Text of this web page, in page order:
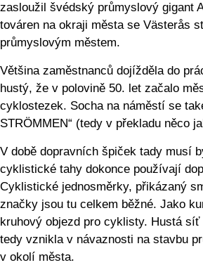
zasloužil švédský průmyslový gigant
továren na okraji města se Västerås
průmyslovým městem.
Většina zaměstnanců dojížděla do
hustý, že v polovině 50. let začalo
cyklostezek. Socha na náměstí se
STRÖMMEN“ (tedy v překladu něco
V době dopravních špiček tady musí
cyklistické tahy dokonce používají
Cyklistické jednosměrky, přikázaný
značky jsou tu celkem běžné. Jako
kruhový objezd pro cyklisty. Hustá
tedy vznikla v návaznosti na stavbu
v okolí města.